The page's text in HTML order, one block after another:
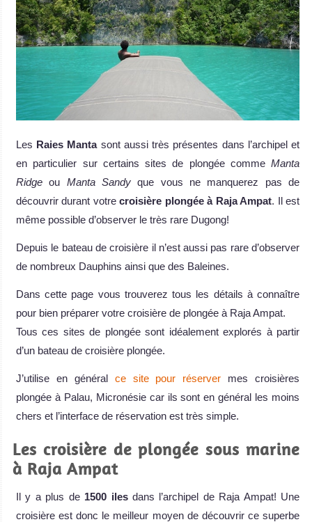
Les Raies Mantasont aussi très présentes dans l’archipel et
en particulier sur certains sites de plongée comme Manta
Ridge ou Manta Sandy que vous ne manquerez pas de
découvrir durant votrecroisière plongée à Raja Ampat. Il est
même possible d’observer le très rare Dugong!
Depuis le bateau de croisière il n’est aussi pas rare d’observer
de nombreux Dauphins ainsi que des Baleines.
Dans cette page vous trouverez tous les détails à connaître
pour bien préparer votre croisière de plongée à Raja Ampat.
Tous ces sites de plongée sont idéalement explorés à partir
d’un bateau de croisière plongée.
J’utilise en général ce site pour réserver mes croisières
plongée à Palau, Micronésie car ils sont en général les moins
chers et l’interface de réservation est très simple.
Les croisière de plongée sous marine
à Raja Ampat
Il y a plus de 1500 ilesdans l’archipel de Raja Ampat! Une
croisière est donc le meilleur moyen de découvrir ce superbe